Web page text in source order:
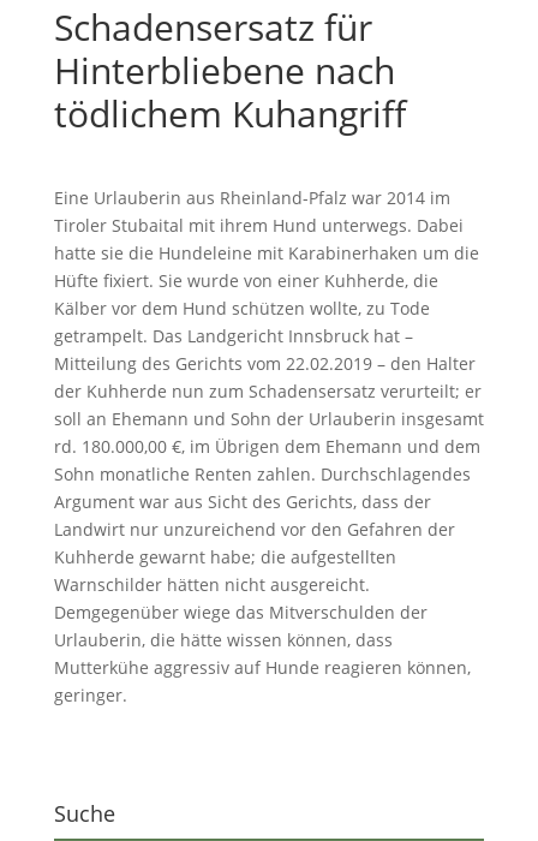
Schadensersatz für
Hinterbliebene nach
tödlichem Kuhangriff
Eine Urlauberin aus Rheinland-Pfalz war 2014 im
Tiroler Stubaital mit ihrem Hund unterwegs. Dabei
hatte sie die Hundeleine mit Karabinerhaken um die
Hüfte fixiert. Sie wurde von einer Kuhherde, die
Kälber vor dem Hund schützen wollte, zu Tode
getrampelt. Das Landgericht Innsbruck hat –
Mitteilung des Gerichts vom 22.02.2019 – den Halter
der Kuhherde nun zum Schadensersatz verurteilt; er
soll an Ehemann und Sohn der Urlauberin insgesamt
rd. 180.000,00 €, im Übrigen dem Ehemann und dem
Sohn monatliche Renten zahlen. Durchschlagendes
Argument war aus Sicht des Gerichts, dass der
Landwirt nur unzureichend vor den Gefahren der
Kuhherde gewarnt habe; die aufgestellten
Warnschilder hätten nicht ausgereicht.
Demgegenüber wiege das Mitverschulden der
Urlauberin, die hätte wissen können, dass
Mutterkühe aggressiv auf Hunde reagieren können,
geringer.
Suche